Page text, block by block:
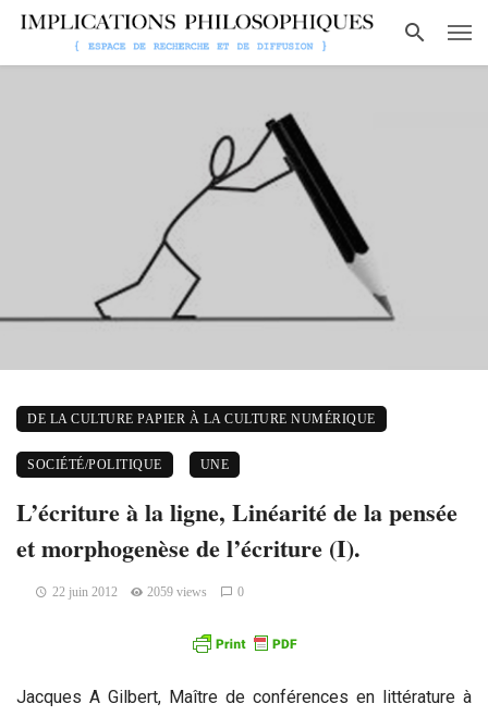
DE LA CULTURE PAPIER À LA CULTURE NUMÉRIQUE
SOCIÉTÉ/POLITIQUE UNE
L’écriture à la ligne, Linéarité de la pensée
et morphogenèse de l’écriture (I).
22 juin 2012 2059 views 0
Jacques A Gilbert, Maître de conférences en littérature à